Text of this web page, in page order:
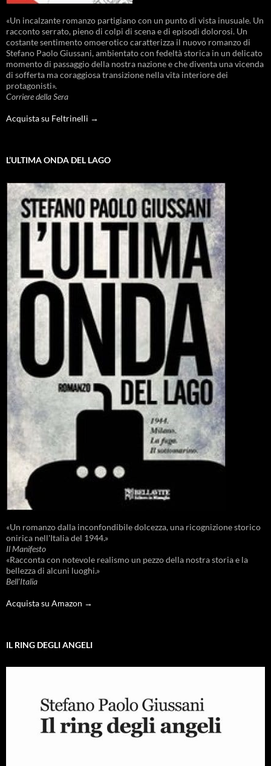
«Un incalzante romanzo partigiano con un punto di vista inusuale. Un
racconto serrato, pieno di colpi di scena e di episodi dolorosi. Un
costante sentimento omoerotico caratterizza il nuovo romanzo di
Stefano Paolo Giussani, ambientato con fedeltà storica in un delicato
momento di passaggio della nostra nazione e che diventa una vicenda
di sofferta ma coraggiosa transizione nella vita interiore dei
protagonisti».
Corriere della Sera
Acquista su Feltrinelli →
L’ULTIMA ONDA DEL LAGO
«Un romanzo dalla inconfondibile dolcezza, una ricognizione storico
onirica nell'Italia del 1944.»
Il Manifesto
«Racconta con notevole realismo un pezzo della nostra storia e la
bellezza di alcuni luoghi.»
Bell'Italia
Acquista su Amazon →
IL RING DEGLI ANGELI